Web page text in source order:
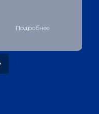
Подробнее